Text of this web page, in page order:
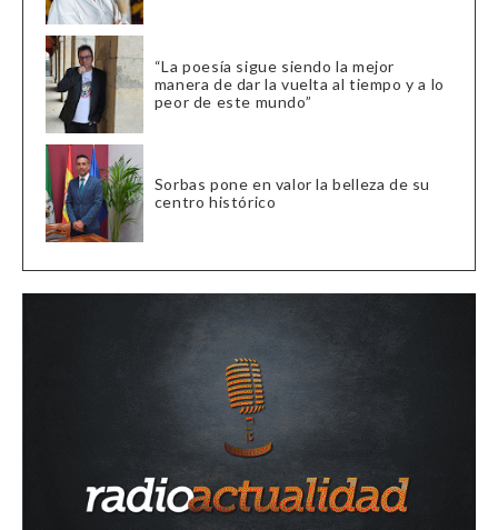
“La poesía sigue siendo la mejor
manera de dar la vuelta al tiempo y a lo
peor de este mundo”
Sorbas pone en valor la belleza de su
centro histórico